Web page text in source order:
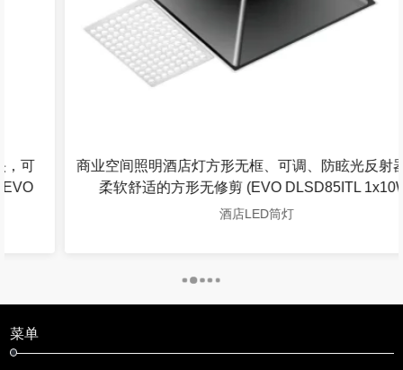
商业空间照明酒店灯方形无框、可调、防眩光反射器提供
柔软舒适的方形无修剪 (EVO DLSD85ITL 1x10W)
酒店LED筒灯
菜单